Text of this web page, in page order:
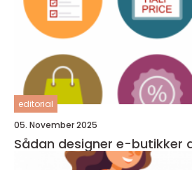
editorial
05. November 2025
Sådan designer e-butikker